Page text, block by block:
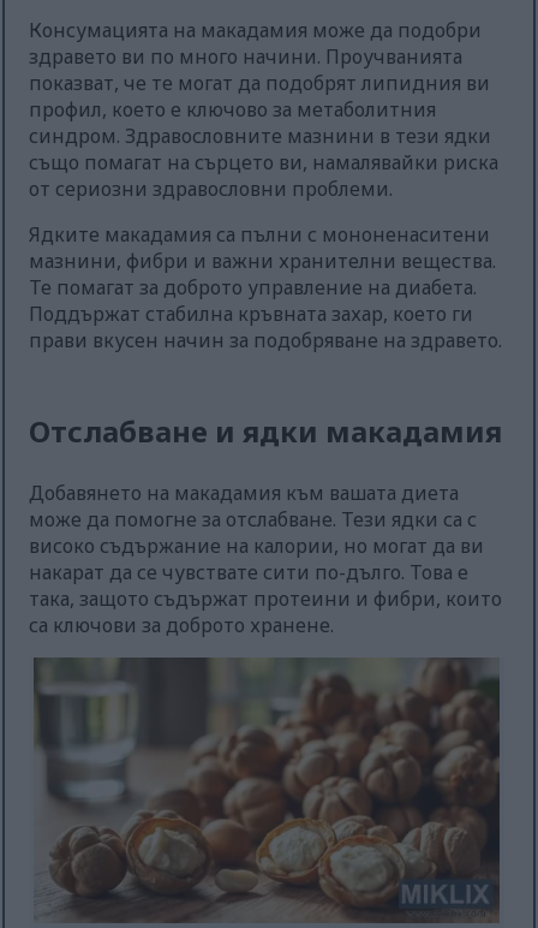
Консумацията на макадамия може да подобри
здравето ви по много начини. Проучванията
показват, че те могат да подобрят липидния ви
профил, което е ключово за метаболитния
синдром. Здравословните мазнини в тези ядки
също помагат на сърцето ви, намалявайки риска
от сериозни здравословни проблеми.
Ядките макадамия са пълни с мононенаситени
мазнини, фибри и важни хранителни вещества.
Те помагат за доброто управление на диабета.
Поддържат стабилна кръвната захар, което ги
прави вкусен начин за подобряване на здравето.
Отслабване и ядки макадамия
Добавянето на макадамия към вашата диета
може да помогне за отслабване. Тези ядки са с
високо съдържание на калории, но могат да ви
накарат да се чувствате сити по-дълго. Това е
така, защото съдържат протеини и фибри, които
са ключови за доброто хранене.